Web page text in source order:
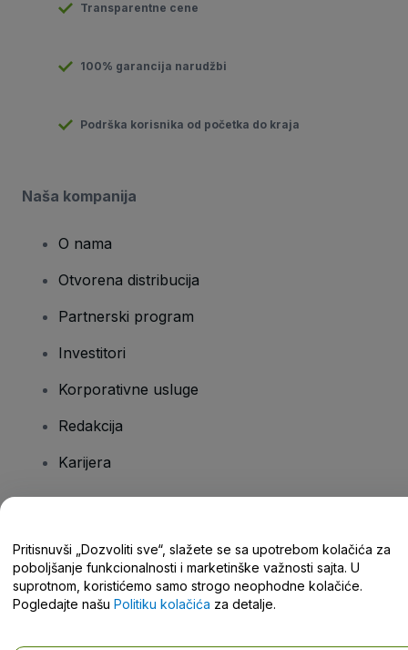
Transparentne cene
100% garancija narudžbi
Podrška korisnika od početka do kraja
Naša kompanija
O nama
Otvorena distribucija
Partnerski program
Investitori
Korporativne usluge
Redakcija
Karijera
Centar za pomoć / Kontaktirajte nas
Pritisnuvši „Dozvoliti sve“, slažete se sa upotrebom kolačića za
poboljšanje funkcionalnosti i marketinške važnosti sajta. U
suprotnom, koristićemo samo strogo neophodne kolačiće.
Pogledajte našu Politiku kolačića za detalje.